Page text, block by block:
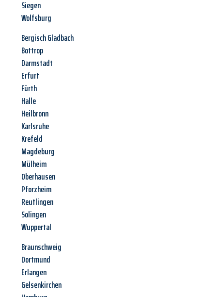
Siegen
Wolfsburg
Bergisch Gladbach
Bottrop
Darmstadt
Erfurt
Fürth
Halle
Heilbronn
Karlsruhe
Krefeld
Magdeburg
Mülheim
Oberhausen
Pforzheim
Reutlingen
Solingen
Wuppertal
Braunschweig
Dortmund
Erlangen
Gelsenkirchen